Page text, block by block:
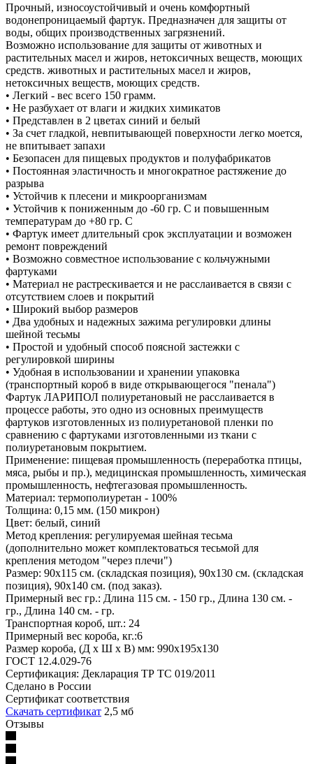
Прочный, износоустойчивый и очень комфортный
водонепроницаемый фартук. Предназначен для защиты от
воды, общих производственных загрязнений.
Возможно использование для защиты от животных и
растительных масел и жиров, нетоксичных веществ, моющих
средств. животных и растительных масел и жиров,
нетоксичных веществ, моющих средств.
• Легкий - вес всего 150 грамм.
• Не разбухает от влаги и жидких химикатов
• Представлен в 2 цветах синий и белый
• За счет гладкой, невпитывающей поверхности легко моется,
не впитывает запахи
• Безопасен для пищевых продуктов и полуфабрикатов
• Постоянная эластичность и многократное растяжение до
разрыва
• Устойчив к плесени и микроорганизмам
• Устойчив к пониженным до -60 гр. С и повышенным
температурам до +80 гр. С
• Фартук имеет длительный срок эксплуатации и возможен
ремонт повреждений
• Возможно совместное использование с кольчужными
фартуками
• Материал не растрескивается и не расслаивается в связи с
отсутствием слоев и покрытий
• Широкий выбор размеров
• Два удобных и надежных зажима регулировки длины
шейной тесьмы
• Простой и удобный способ поясной застежки с
регулировкой ширины
• Удобная в использовании и хранении упаковка
(транспортный короб в виде открывающегося "пенала")
Фартук ЛАРИПОЛ полиуретановый не расслаивается в
процессе работы, это одно из основных преимуществ
фартуков изготовленных из полиуретановой пленки по
сравнению с фартуками изготовленными из ткани с
полиуретановым покрытием.
Применение: пищевая промышленность (переработка птицы,
мяса, рыбы и пр.), медицинская промышленность, химическая
промышленность, нефтегазовая промышленность.
Материал: термополиуретан - 100%
Толщина: 0,15 мм. (150 микрон)
Цвет: белый, синий
Метод крепления: регулируемая шейная тесьма
(дополнительно может комплектоваться тесьмой для
крепления методом "через плечи")
Размер: 90х115 см. (складская позиция), 90х130 см. (складская
позиция), 90х140 см. (под заказ).
Примерный вес гр.: Длина 115 см. - 150 гр., Длина 130 см. -
гр., Длина 140 см. - гр.
Транспортная короб, шт.: 24
Примерный вес короба, кг.:6
Размер короба, (Д х Ш х В) мм: 990х195х130
ГОСТ 12.4.029-76
Сертификация: Декларация ТР ТС 019/2011
Сделано в России
Сертификат соответствия
Скачать сертификат 2,5 мб
Отзывы